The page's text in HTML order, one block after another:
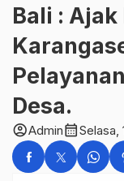
Bali :
Desa.
account_circleAdmincalendar_monthSelasa,